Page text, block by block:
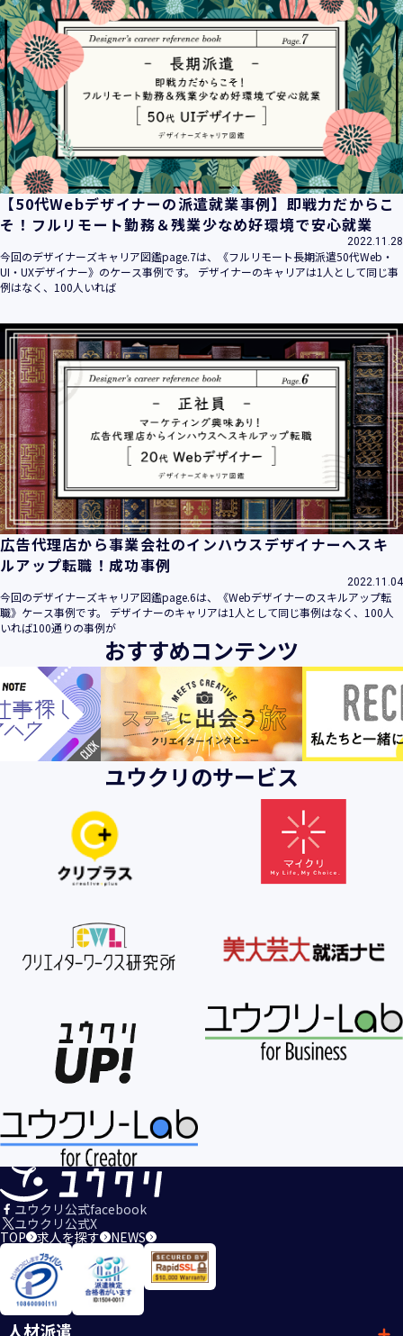
【50代Webデザイナーの派遣就業事例】即戦力だからこ
そ！フルリモート勤務＆残業少なめ好環境で安心就業
2022.11.28
今回のデザイナーズキャリア図鑑page.7は、《フルリモート長期派遣50代Web・
UI・UXデザイナー》のケース事例です。 デザイナーのキャリアは1人として同じ事
例はなく、100人いれば
広告代理店から事業会社のインハウスデザイナーへスキ
ルアップ転職！成功事例
2022.11.04
今回のデザイナーズキャリア図鑑page.6は、《Webデザイナーのスキルアップ転
職》ケース事例です。 デザイナーのキャリアは1人として同じ事例はなく、100人
いれば100通りの事例が
おすすめコンテンツ
ユウクリのサービス
ユウクリ公式facebook
ユウクリ公式X
TOP 求人を探す NEWS
人材派遣